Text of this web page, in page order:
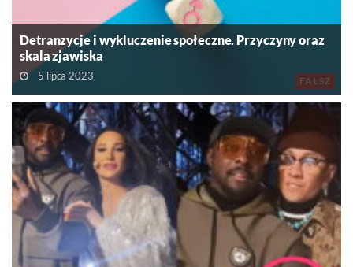
FAŁSZ
Detranzycje i wykluczenie społeczne. Przyczyny oraz
skala zjawiska
5 lipca 2023